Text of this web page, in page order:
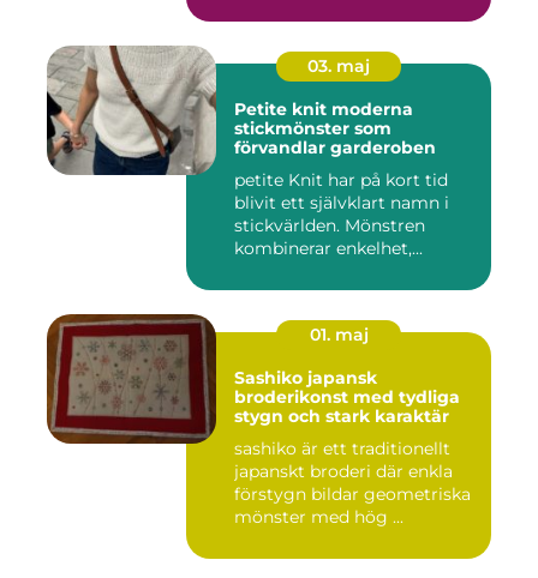
03. maj
Petite knit moderna
stickmönster som
förvandlar garderoben
petite Knit har på kort tid
blivit ett självklart namn i
stickvärlden. Mönstren
kombinerar enkelhet,...
01. maj
Sashiko japansk
broderikonst med tydliga
stygn och stark karaktär
sashiko är ett traditionellt
japanskt broderi där enkla
förstygn bildar geometriska
mönster med hög ...